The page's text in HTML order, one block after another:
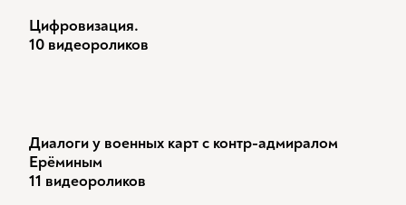
Цифровизация.
10 видеороликов
Диалоги у военных карт с контр-адмиралом
Ерёминым
11 видеороликов